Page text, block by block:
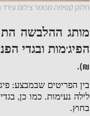
חלוק קטיפה מנומר צילום עירד
מותג ההלבשה
הפיג'מות ובגדי
₪).
בין הפריטים שבמבצע: פיג
לילה נעימות. כמו כן,
בחוץ.